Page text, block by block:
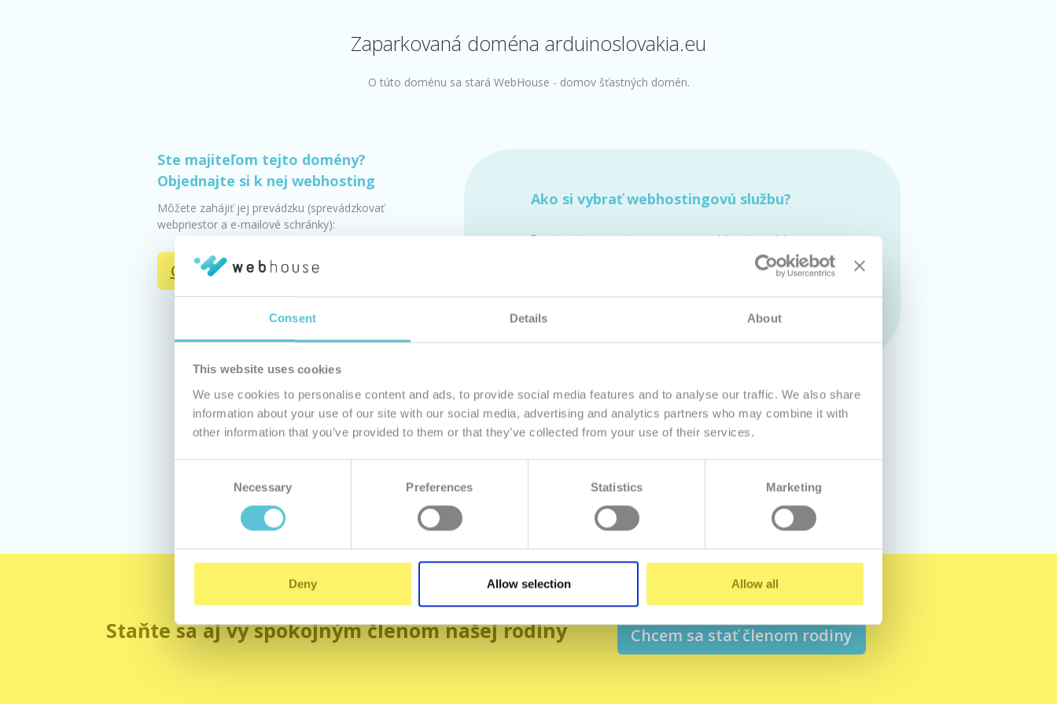
Consent Details About
This website uses cookies
We use cookies to personalise content and ads, to provide social media features and to analyse our traffic. We also share
information about your use of our site with our social media, advertising and analytics partners who may combine it with
other information that you’ve provided to them or that they’ve collected from your use of their services.
Necessary Preferences Statistics Marketing
Deny Allow selection Allow all
Zaparkovaná doména arduinoslovakia.eu
O túto doménu sa stará WebHouse - domov šťastných domén.
Ste majiteľom tejto domény?
Objednajte si k nej webhosting
Môžete zahájiť jej prevádzku (sprevádzkovať
webpriestor a e-mailové schránky):
Objednať webhosting
Ako si vybrať webhostingovú službu?
Pozrite siporovnanie parametrov webhostingových
Len u nás webhosting už od 0,9 € bez DPH mesačne
(cenník)
s jedinečnou
Ak nie ste majiteľom tejto domény, môžete si objednať vlastnú doménu a webhosting.
Staňte sa aj vy spokojným členom našej rodiny Chcem sa stať členom rodiny